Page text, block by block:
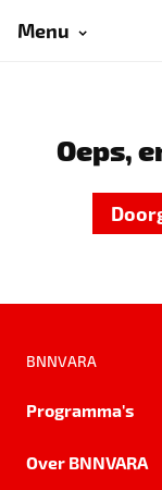
Menu
Oeps,
BNNVARA
Programma's
Over BNNVARA